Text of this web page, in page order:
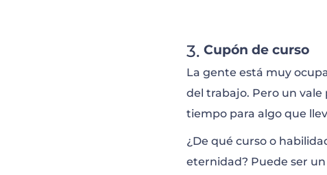
Cupón de curso
La gente está muy
del trabajo. Pero un vale
tiempo para algo que
¿De qué curso o
eternidad? Puede ser